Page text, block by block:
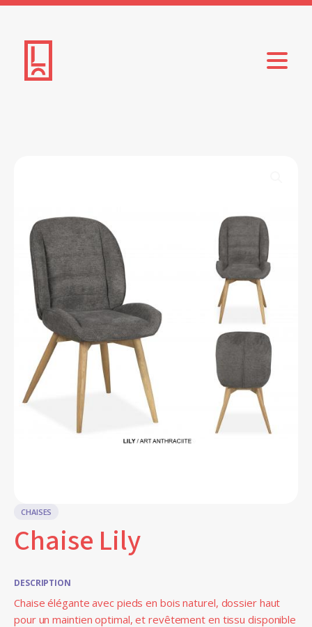
CHAISES
Chaise Lily
DESCRIPTION
Chaise élégante avec pieds en bois naturel, dossier haut
pour un maintien optimal, et revêtement en tissu disponible